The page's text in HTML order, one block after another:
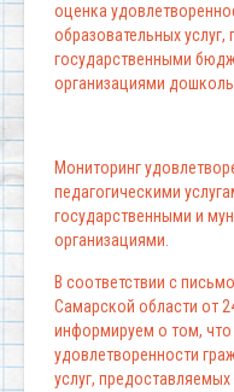
оценка
образовательных
государственными
организациями
Мониторинг
педагогическими
государственными и
организациями.
В соответствии с
Самарской области от
информируем о том, что
удовлетворенности
услуг,